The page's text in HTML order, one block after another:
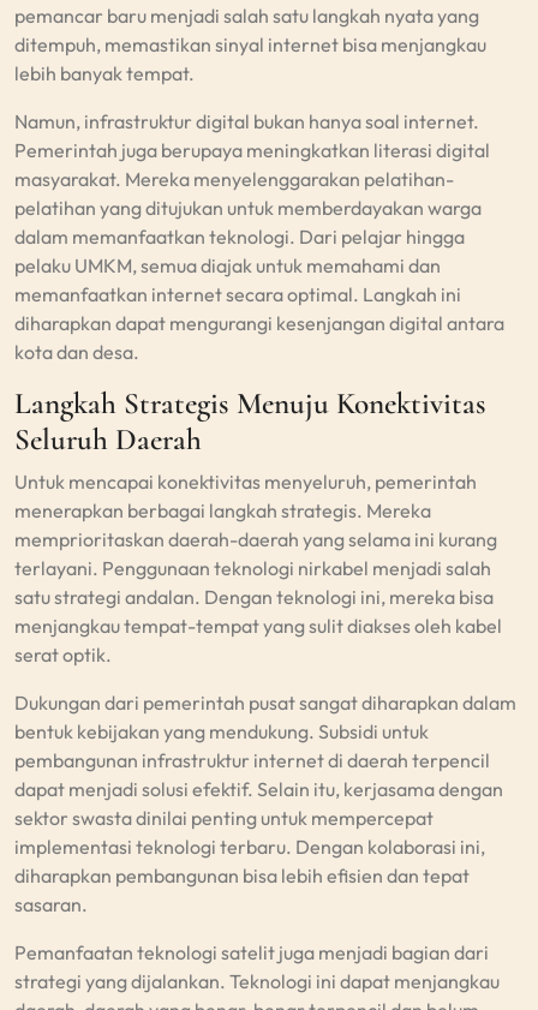
pemancar baru menjadi salah satu langkah nyata yang
ditempuh, memastikan sinyal internet bisa menjangkau
lebih banyak tempat.
Namun, infrastruktur digital bukan hanya soal internet.
Pemerintah juga berupaya meningkatkan literasi digital
masyarakat. Mereka menyelenggarakan pelatihan-
pelatihan yang ditujukan untuk memberdayakan warga
dalam memanfaatkan teknologi. Dari pelajar hingga
pelaku UMKM, semua diajak untuk memahami dan
memanfaatkan internet secara optimal. Langkah ini
diharapkan dapat mengurangi kesenjangan digital antara
kota dan desa.
Langkah Strategis Menuju Konektivitas
Seluruh Daerah
Untuk mencapai konektivitas menyeluruh, pemerintah
menerapkan berbagai langkah strategis. Mereka
memprioritaskan daerah-daerah yang selama ini kurang
terlayani. Penggunaan teknologi nirkabel menjadi salah
satu strategi andalan. Dengan teknologi ini, mereka bisa
menjangkau tempat-tempat yang sulit diakses oleh kabel
serat optik.
Dukungan dari pemerintah pusat sangat diharapkan dalam
bentuk kebijakan yang mendukung. Subsidi untuk
pembangunan infrastruktur internet di daerah terpencil
dapat menjadi solusi efektif. Selain itu, kerjasama dengan
sektor swasta dinilai penting untuk mempercepat
implementasi teknologi terbaru. Dengan kolaborasi ini,
diharapkan pembangunan bisa lebih efisien dan tepat
sasaran.
Pemanfaatan teknologi satelit juga menjadi bagian dari
strategi yang dijalankan. Teknologi ini dapat menjangkau